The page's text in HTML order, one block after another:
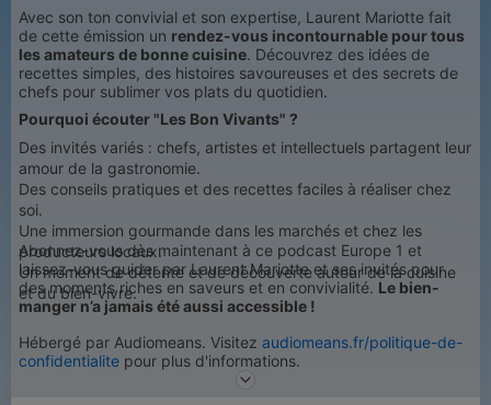
Avec son ton convivial et son expertise, Laurent Mariotte fait
de cette émission un rendez-vous incontournable pour tous
les amateurs de bonne cuisine. Découvrez des idées de
recettes simples, des histoires savoureuses et des secrets de
chefs pour sublimer vos plats du quotidien.
Pourquoi écouter "Les Bon Vivants" ?
Des invités variés : chefs, artistes et intellectuels partagent leur
amour de la gastronomie.
Des conseils pratiques et des recettes faciles à réaliser chez
soi.
Une immersion gourmande dans les marchés et chez les
producteurs locaux.
Un moment de détente et de découverte autour de la cuisine
et du bien-vivre.
Abonnez-vous dès maintenant à ce podcast Europe 1 et
laissez-vous guider par Laurent Mariotte et ses invités pour
des moments riches en saveurs et en convivialité. Le bien-
manger n’a jamais été aussi accessible !
Hébergé par Audiomeans. Visitez audiomeans.fr/politique-de-
confidentialite pour plus d'informations.